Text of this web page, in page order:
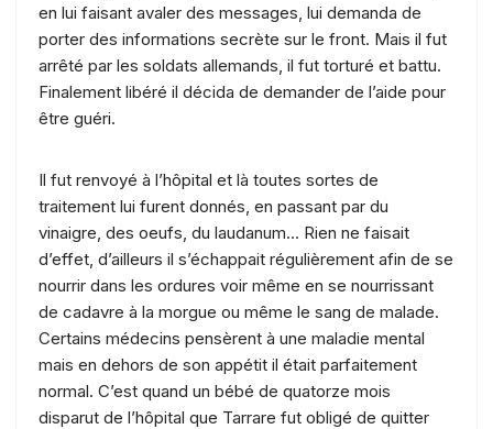
en lui faisant avaler des messages, lui demanda de
porter des informations secrète sur le front. Mais il fut
arrêté par les soldats allemands, il fut torturé et battu.
Finalement libéré il décida de demander de l’aide pour
être guéri.
Il fut renvoyé à l’hôpital et là toutes sortes de
traitement lui furent donnés, en passant par du
vinaigre, des oeufs, du laudanum… Rien ne faisait
d’effet, d’ailleurs il s’échappait régulièrement afin de se
nourrir dans les ordures voir même en se nourrissant
de cadavre à la morgue ou même le sang de malade.
Certains médecins pensèrent à une maladie mental
mais en dehors de son appétit il était parfaitement
normal. C’est quand un bébé de quatorze mois
disparut de l’hôpital que Tarrare fut obligé de quitter